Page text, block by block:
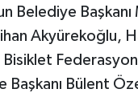
Belediye
Akyürekoğlu,
Başkanı Bülent